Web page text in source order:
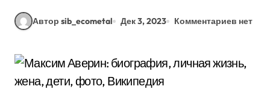
Автор sib_ecometal Дек 3, 2023 Комментариев нет